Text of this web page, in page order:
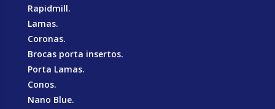
Rapidmill.
Lamas.
Coronas.
Brocas porta insertos.
Porta Lamas.
Conos.
Nano Blue.